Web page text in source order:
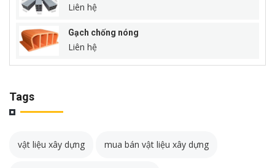
Liên hệ
Gạch chống nóng
Liên hệ
Tags
vật liệu xây dựng mua bán vật liệu xây dựng